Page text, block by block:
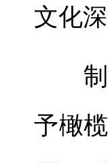
文化
制、
予橄